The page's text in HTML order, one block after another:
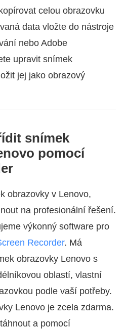
celou obrazovku
data vložte do nástroje
nebo Adobe
upravit snímek
jej jako obrazový
snímek
pomocí
obrazovky v Lenovo,
na profesionální řešení.
výkonný software pro
Recorder. Má
obrazovky Lenovo s
oblastí, vlastní
podle vaší potřeby.
Lenovo je zcela zdarma.
a pomocí